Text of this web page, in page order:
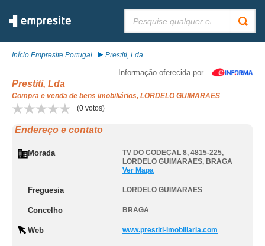
Início Empresite Portugal Prestiti, Lda
Informação oferecida por
Prestiti, Lda
Compra e venda de bens imobiliários, LORDELO GUIMARAES
(0 votos)
Endereço e contato
Morada TV DO CODEÇAL 8, 4815-225,
LORDELO GUIMARAES, BRAGA
Ver Mapa
Freguesia LORDELO GUIMARAES
Concelho BRAGA
Web www.prestiti-imobiliaria.com